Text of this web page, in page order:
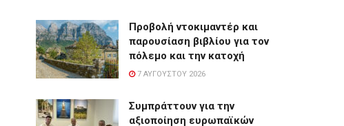
Προβολή ντοκιμαντέρ και
παρουσίαση βιβλίου για τον
πόλεμο και την κατοχή
7 ΑΥΓΟΎΣΤΟΥ 2026
Συμπράττουν για την
αξιοποίηση ευρωπαϊκών